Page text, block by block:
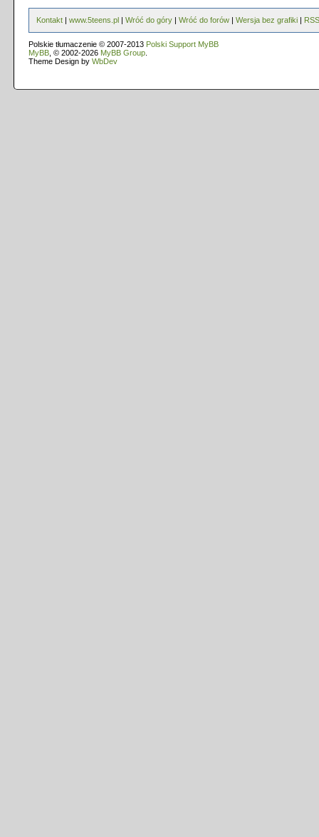
Kontakt | www.5teens.pl | Wróć do góry | Wróć do forów | Wersja bez grafiki | RSS
Polskie tłumaczenie © 2007-2013 Polski Support MyBB
MyBB , © 2002-2026 MyBB Group
Theme Design by WbDev